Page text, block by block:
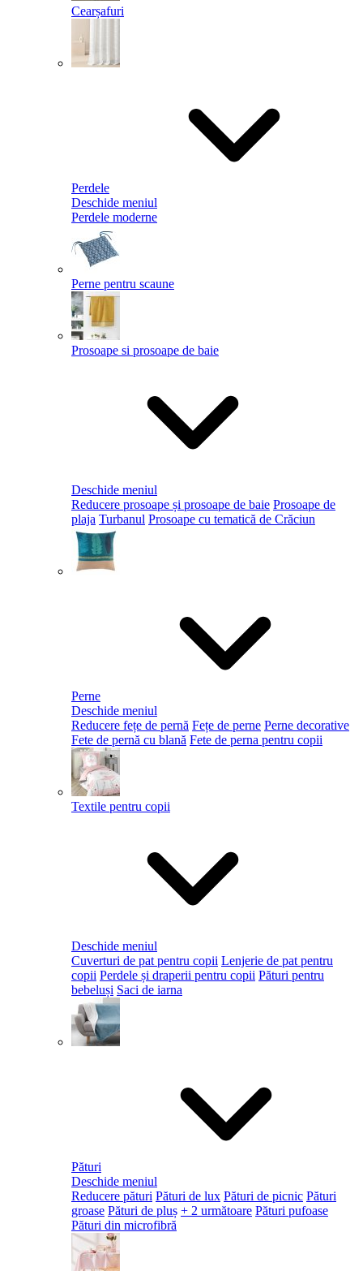
Cearșafuri
Perdele
Deschide meniul
Perdele moderne
Perne pentru scaune
Prosoape si prosoape de baie
Deschide meniul
Reducere prosoape și prosoape de baie Prosoape de
plaja Turbanul Prosoape cu tematică de Crăciun
Perne
Deschide meniul
Reducere fețe de pernă Fețe de perne Perne decorative
Fete de pernă cu blană Fete de perna pentru copii
Textile pentru copii
Deschide meniul
Cuverturi de pat pentru copii Lenjerie de pat pentru
copii Perdele și draperii pentru copii Pături pentru
bebeluși Saci de iarna
Pături
Deschide meniul
Reducere pături Pături de lux Pături de picnic Pături
groase Pături de pluș + 2 următoare Pături pufoase
Pături din microfibră